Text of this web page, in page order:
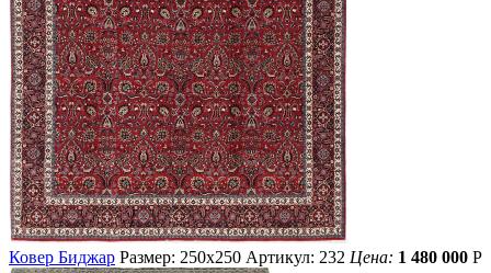
Ковер Биджар Размер: 250х250 Артикул: 232 Цена: 1 480 000 Р